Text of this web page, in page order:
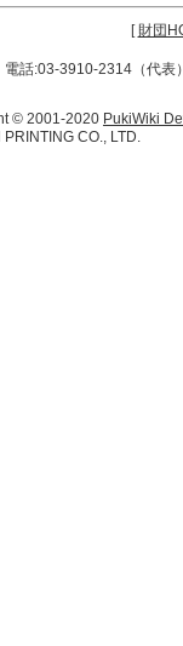
[財団
電話:03-3910-2314（代表
© 2001-2020 PukiWiki
CO., LTD.